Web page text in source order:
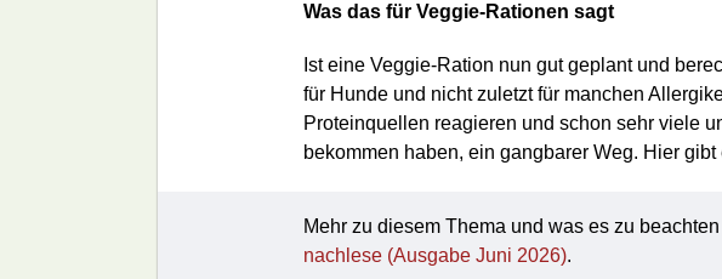
Was das für Veggie-Rationen sagt
Ist eine Veggie-Ration nun gut geplant und
für Hunde und nicht zuletzt für manchen
Proteinquellen reagieren und schon sehr viele
bekommen haben, ein gangbarer Weg. Hier
Mehr zu diesem Thema und was es zu
nachlese (Ausgabe Juni 2026).